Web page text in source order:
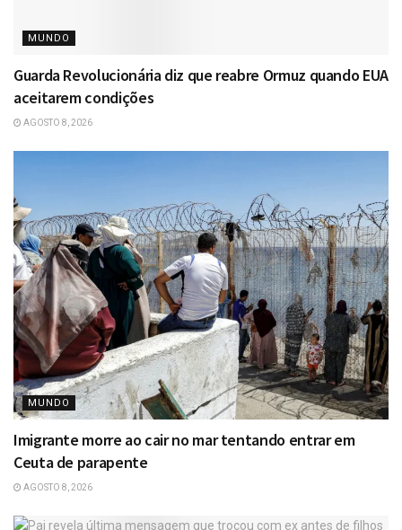
MUNDO
Guarda Revolucionária diz que reabre Ormuz quando EUA
aceitarem condições
AGOSTO 8, 2026
MUNDO
Imigrante morre ao cair no mar tentando entrar em
Ceuta de parapente
AGOSTO 8, 2026